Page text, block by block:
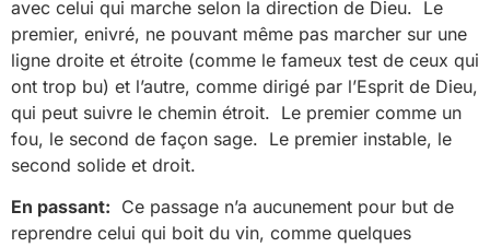
avec celui qui marche selon la direction de Dieu. Le
premier, enivré, ne pouvant même pas marcher sur une
ligne droite et étroite (comme le fameux test de ceux qui
ont trop bu) et l’autre, comme dirigé par l’Esprit de Dieu,
qui peut suivre le chemin étroit. Le premier comme un
fou, le second de façon sage. Le premier instable, le
second solide et droit.
En passant: Ce passage n’a aucunement pour but de
reprendre celui qui boit du vin, comme quelques